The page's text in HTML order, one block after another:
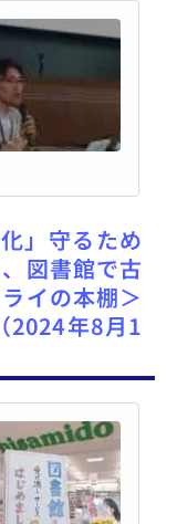
」守るため
図書館で古
イの本棚＞
2024年8月1